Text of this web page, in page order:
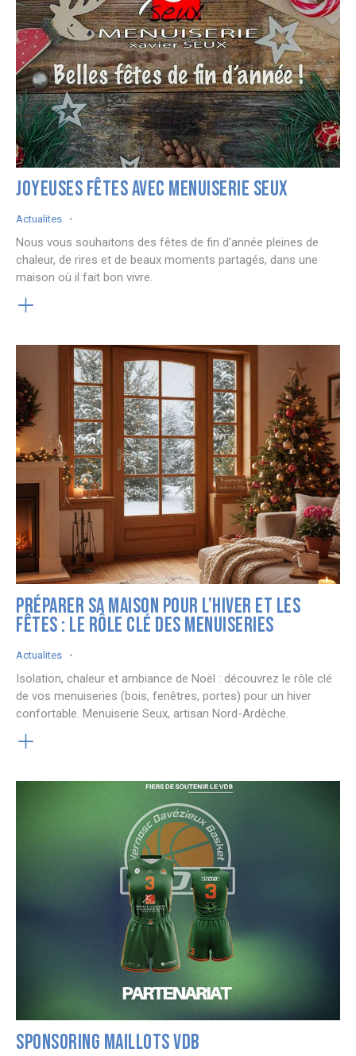
JOYEUSES FÊTES AVEC MENUISERIE SEUX
Actualites
Nous vous souhaitons des fêtes de fin d’année pleines de
chaleur, de rires et de beaux moments partagés, dans une
maison où il fait bon vivre.
PRÉPARER SA MAISON POUR L’HIVER ET LES
FÊTES : LE RÔLE CLÉ DES MENUISERIES
Actualites
Isolation, chaleur et ambiance de Noël : découvrez le rôle clé
de vos menuiseries (bois, fenêtres, portes) pour un hiver
confortable. Menuiserie Seux, artisan Nord-Ardèche.
SPONSORING MAILLOTS VDB